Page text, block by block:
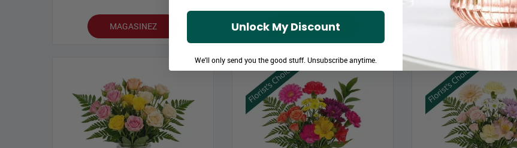
MAGASINEZ MAGASINEZ MAGASINEZ
Unlock My Discount
We'll only send you the good stuff. Unsubscribe anytime.